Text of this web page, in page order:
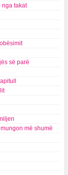
nga takat
së parë
më shumë